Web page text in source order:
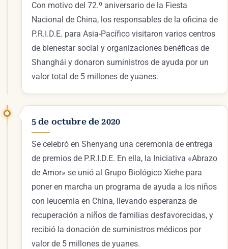
Con motivo del 72.º aniversario de la Fiesta
Nacional de China, los responsables de la oficina de
P.R.I.D.E. para Asia-Pacífico visitaron varios centros
de bienestar social y organizaciones benéficas de
Shanghái y donaron suministros de ayuda por un
valor total de 5 millones de yuanes.
5 de octubre de 2020
Se celebró en Shenyang una ceremonia de entrega
de premios de P.R.I.D.E. En ella, la Iniciativa «Abrazo
de Amor» se unió al Grupo Biológico Xiehe para
poner en marcha un programa de ayuda a los niños
con leucemia en China, llevando esperanza de
recuperación a niños de familias desfavorecidas, y
recibió la donación de suministros médicos por
valor de 5 millones de yuanes.